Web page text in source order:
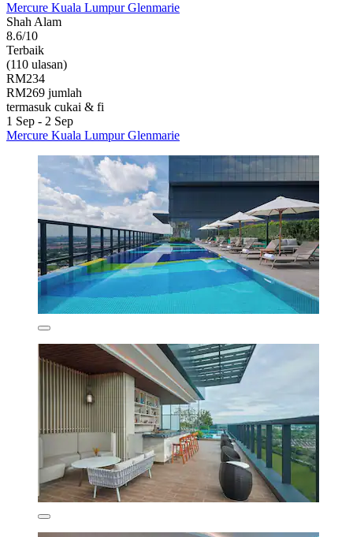
Mercure Kuala Lumpur Glenmarie
Shah Alam
8.6/10
Terbaik
(110 ulasan)
RM234
RM269 jumlah
termasuk cukai & fi
1 Sep - 2 Sep
Mercure Kuala Lumpur Glenmarie